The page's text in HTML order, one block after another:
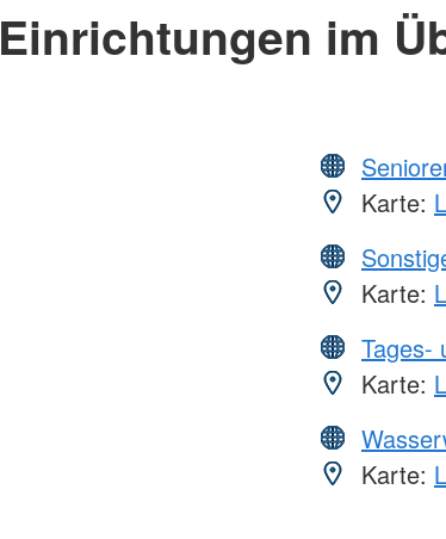
Einrichtungen im
Karte:
Karte:
Tages-
Karte:
Karte: